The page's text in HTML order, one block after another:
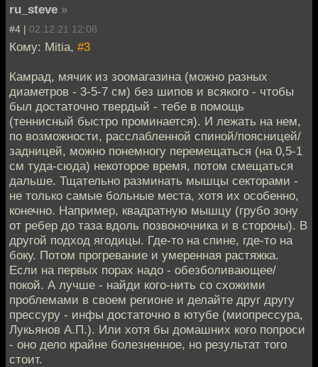
ru_steve »
#4 | 02.12.21 12:08
Кому: Mitia, #3
Камрад, мячик из зоомагазина (можно разных
диаметров - 3-5-7 см) без шипов и всякого - чтобы
был достаточно твердый - тебе в помощь
(теннисный быстро проминается). И лежать на нем,
по возможности, расслабленной спиной/поясницей/
задницей, можно понемногу перемещаться (на 0,5-1
см туда-сюда) некоторое время, потом смещаться
дальше. Тщательно разминать мышцы секторами -
не только самые больные места, хотя их особенно,
конечно. Например, квадратную мышцу (грубо зону
от ребер до таза вдоль позвоночника и в стороны). В
другой подход ягодицы. Где-то на спине, где-то на
боку. Потом прогревание и умеренная растяжка.
Если на первых порах надо - обезболивающее/
покой. А лучше - найди кого-нить со схожими
проблемами в своем регионе и делайте друг другу
прессуру - инфы достаточно в ютубе (миопрессура,
Лукьянов А.П.). Или хотя бы домашних кого попроси
- оно дело крайне болезненное, но результат того
стоит.